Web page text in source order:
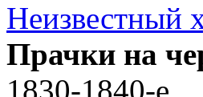
Неизвестный
Прачки на